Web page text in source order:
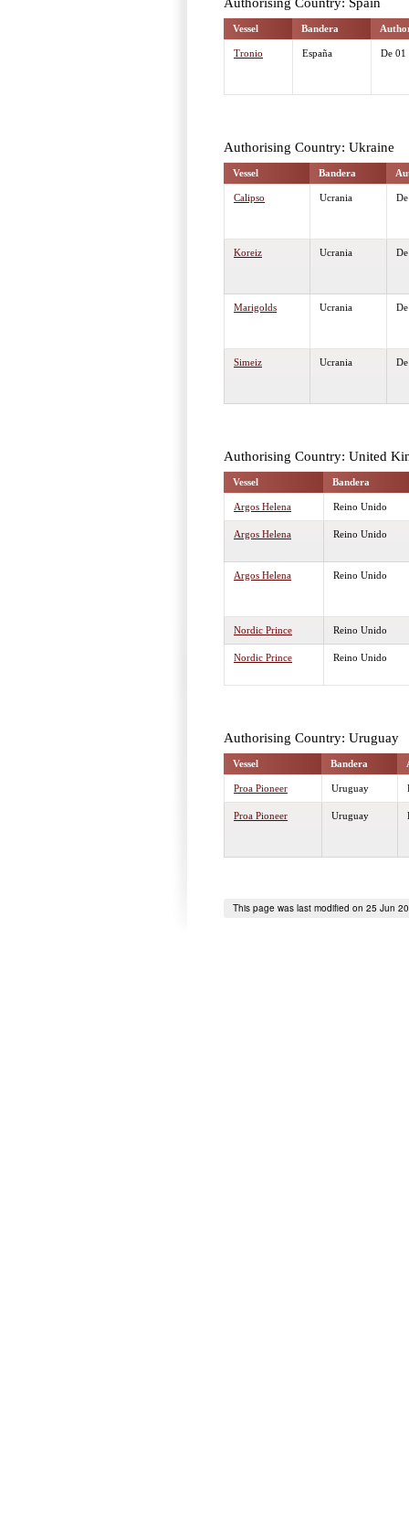
Vessel Bandera
Tronio España De 01
Authorising Country: Ukraine
Vessel Bandera
Calipso Ucrania
Koreiz Ucrania
Marigolds Ucrania
Simeiz Ucrania
Authorising Country: United
Vessel Bandera
Argos Helena Reino Unido
Argos Helena Reino Unido
Argos Helena Reino Unido
Nordic Prince Reino Unido
Nordic Prince Reino Unido
Authorising Country: Uruguay
Vessel Bandera
Proa Pioneer Uruguay
Proa Pioneer Uruguay
This page was last modified on 25 Jun